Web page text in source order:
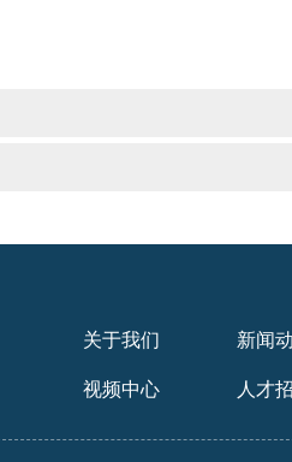
关于我们 新闻
视频中心 人才